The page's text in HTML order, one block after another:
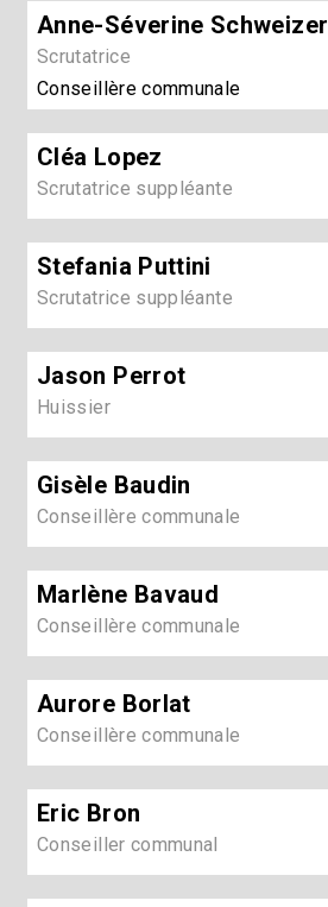
Anne-Séverine Schweizer
Scrutatrice
Conseillère communale
Cléa Lopez
Scrutatrice suppléante
Stefania Puttini
Scrutatrice suppléante
Jason Perrot
Huissier
Gisèle Baudin
Conseillère communale
Marlène Bavaud
Conseillère communale
Aurore Borlat
Conseillère communale
Eric Bron
Conseiller communal